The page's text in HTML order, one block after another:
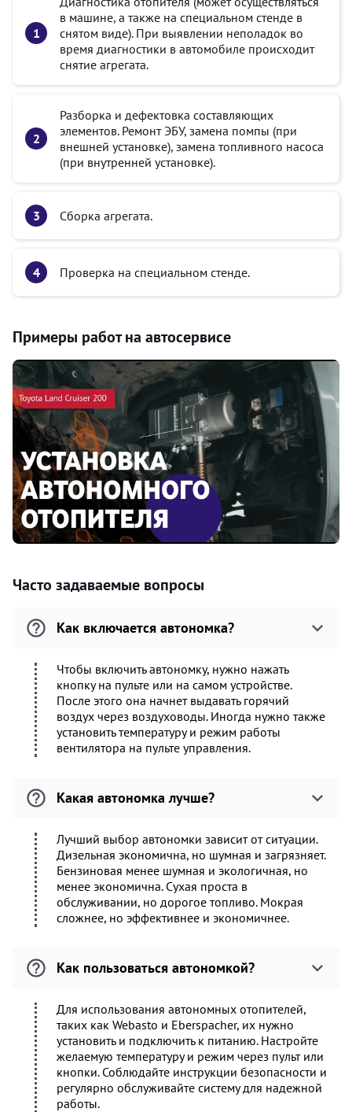
в машине, а также на специальном стенде в
снятом виде). При выявлении неполадок во
время диагностики в автомобиле происходит
снятие агрегата.
Разборка и дефектовка составляющих
элементов. Ремонт ЭБУ, замена помпы (при
внешней установке), замена топливного насоса
(при внутренней установке).
Сборка агрегата.
Проверка на специальном стенде.
Примеры работ на автосервисе
Часто задаваемые вопросы
Как включается автономка?
Чтобы включить автономку, нужно нажать
кнопку на пульте или на самом устройстве.
После этого она начнет выдавать горячий
воздух через воздуховоды. Иногда нужно также
установить температуру и режим работы
вентилятора на пульте управления.
Какая автономка лучше?
Лучший выбор автономки зависит от ситуации.
Дизельная экономична, но шумная и загрязняет.
Бензиновая менее шумная и экологичная, но
менее экономична. Сухая проста в
обслуживании, но дорогое топливо. Мокрая
сложнее, но эффективнее и экономичнее.
Как пользоваться автономкой?
Для использования автономных отопителей,
таких как Webasto и Eberspacher, их нужно
установить и подключить к питанию. Настройте
желаемую температуру и режим через пульт или
кнопки. Соблюдайте инструкции безопасности и
регулярно обслуживайте систему для надежной
работы.